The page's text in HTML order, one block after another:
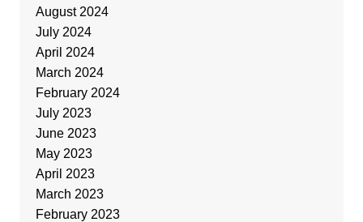
August 2024
July 2024
April 2024
March 2024
February 2024
July 2023
June 2023
May 2023
April 2023
March 2023
February 2023